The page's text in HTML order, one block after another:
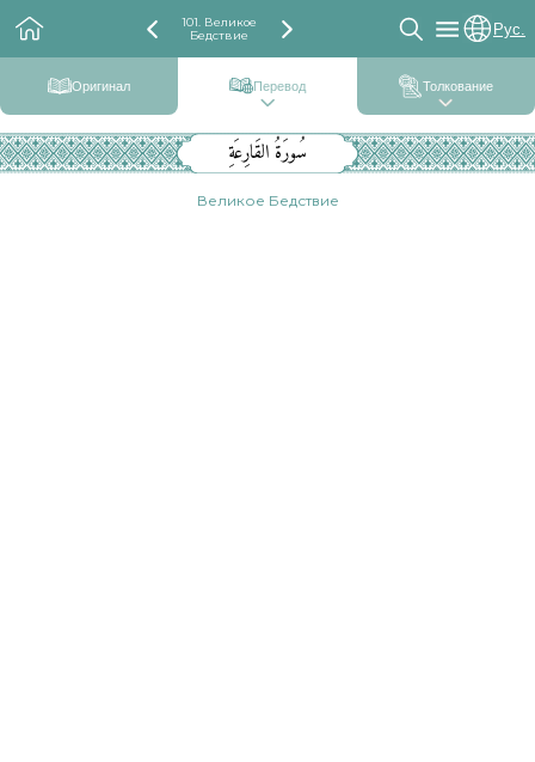
101. Великое
Бедствие
Рус.
Оригинал Перевод Толкование
سُورَةُ القَارِعَةِ
Великое Бедствие